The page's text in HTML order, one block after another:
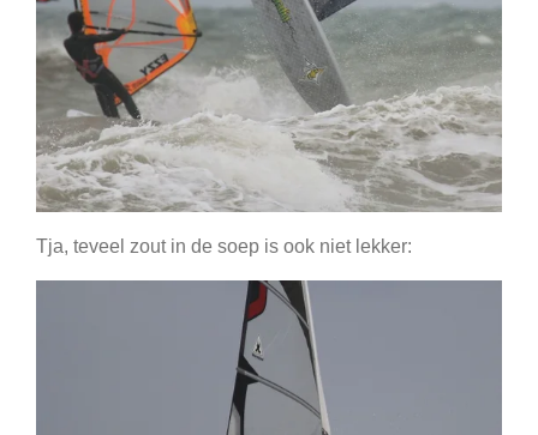
Tja, teveel zout in de soep is ook niet lekker: